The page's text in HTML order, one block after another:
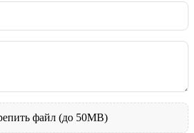
файл (до 50MB)